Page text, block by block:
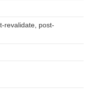
revalidate, post-